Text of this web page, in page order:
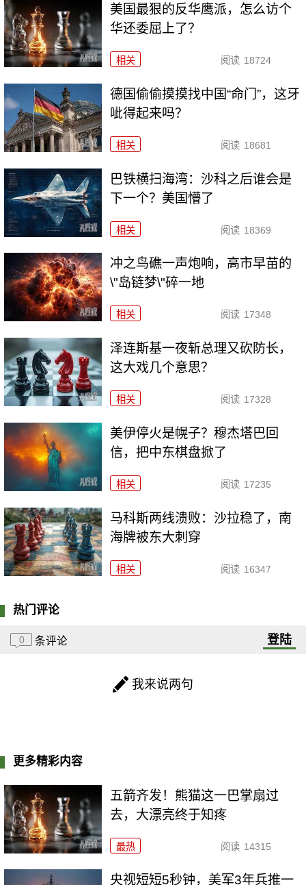
美国最狠的反华鹰派，怎么访个
华还委屈上了？
相关 阅读 18724
德国偷偷摸摸找中国“命门”，这牙
呲得起来吗？
相关 阅读 18681
巴铁横扫海湾：沙科之后谁会是
下一个？美国懵了
相关 阅读 18369
冲之鸟礁一声炮响，高市早苗的
\"岛链梦\"碎一地
相关 阅读 17348
泽连斯基一夜斩总理又砍防长，
这大戏几个意思？
相关 阅读 17328
美伊停火是幌子？穆杰塔巴回
信，把中东棋盘掀了
相关 阅读 17235
马科斯两线溃败：沙拉稳了，南
海牌被东大刺穿
相关 阅读 16347
热门评论
0 条评论 登陆
我来说两句
更多精彩内容
五箭齐发！熊猫这一巴掌扇过
去，大漂亮终于知疼
最热 阅读 14315
央视短短5秒钟，美军3年兵推一